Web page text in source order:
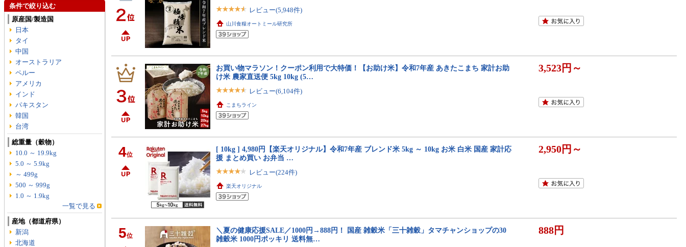
レビュー(5,948件)
山川食糧オートミール研究所
お買い物マラソン！クーポン利用で大特価！【お助け米】令和7年産 あきたこまち 家計お助
け米 農家直送便 5kg 10kg (5…
レビュー(6,104件)
こまちライン
3,523円～
4位
[ 10kg ] 4,980円【楽天オリジナル】令和7年産 ブレンド米 5kg ～ 10kg お米 白米 国産 家計応
援 まとめ買い お弁当 …
レビュー(224件)
楽天オリジナル
2,950円～
5位
＼夏の健康応援SALE／1000円→888円！ 国産 雑穀米「三十雑穀」タマチャンショップの30
雑穀米 1000円ポッキリ 送料無…
888円
条件で絞り込む
原産国/製造国
日本
タイ
中国
オーストラリア
ペルー
アメリカ
インド
パキスタン
韓国
台湾
総重量（穀物）
10.0 ～ 19.9kg
5.0 ～ 5.9kg
～ 499g
500 ～ 999g
1.0 ～ 1.9kg
一覧で見る
産地（都道府県）
新潟
北海道